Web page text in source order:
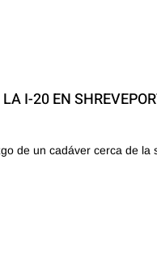
I-20 EN
de un cadáver cerca de la